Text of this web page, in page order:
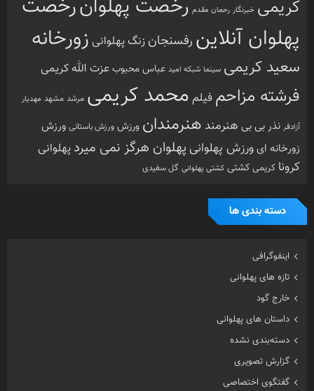
کریمی خبرنگار رحمان مقدم رخصت پهلوانرخصت
پهلوان آنلاین رفسنجان زنگ پهلوانی زورخانه
سعید کریمی سینما شبکه امید عباس محبوبعزت الله کریمی
فرشته مزاحمفیلم محمد کریمی مرشد مشهد مهدیار
آزادفر نذر بی بی هنرمند هنرمندان ورزش ورزش باستانی ورزش
زورخانه ای ورزش پهلوانی پهلوان هرگز نمی میرد پهلوانی
کرونا کریمی کشتی کشتی پهلوانی گل سفیدی
دسته بندی ها
اینفوگرافی
تازه های پهلوانی
خارج گود
داستان های پهلوانی
دسته‌بندی نشده
گزارش تصویری
گفتگوی اختصاصی